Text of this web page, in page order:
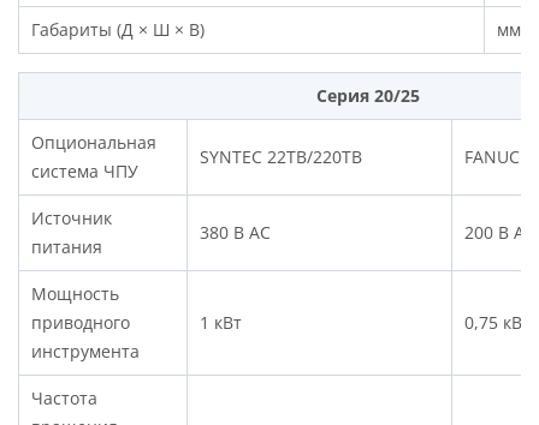
Габариты (Д × Ш × В) мм
Серия 20/25
Опциональная
система ЧПУ
SYNTEC 22TB/220TB FANUC
Источник
питания
380 В AC 200 В AC
Мощность
приводного
инструмента
1 кВт 0,75 кВт
Частота